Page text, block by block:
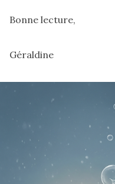
Bonne lecture,
Géraldine